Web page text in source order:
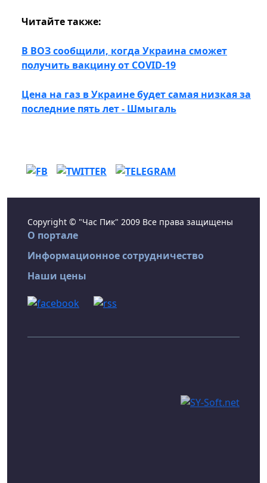
Читайте также:
В ВОЗ сообщили, когда Украина сможет
получить вакцину от COVID-19
Цена на газ в Украине будет самая низкая за
последние пять лет - Шмыгаль
Copyright © "Час Пик" 2009 Все права защищены
О портале
Информационное сотрудничество
Наши цены